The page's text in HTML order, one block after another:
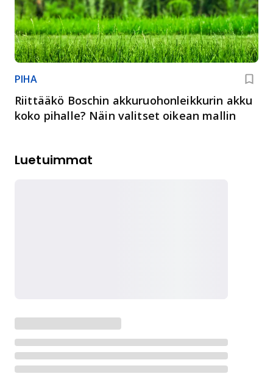
PIHA
Riittääkö Boschin akkuruohonleikkurin akku
koko pihalle? Näin valitset oikean mallin
Luetuimmat